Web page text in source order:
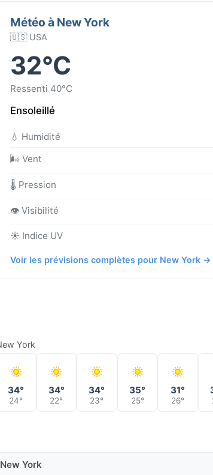
Météo à New York
🇺🇸 USA
32°C
Ressenti 40°C
Ensoleillé
💧 Humidité
🌬️ Vent
🌡️ Pression
👁️ Visibilité
☀️ Indice UV
Voir les prévisions complètes pour New York →
York
34°
24°
34°
22°
34°
23°
35°
25°
31°
26°
New York